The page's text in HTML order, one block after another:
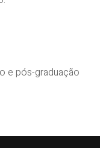
e pós-graduação